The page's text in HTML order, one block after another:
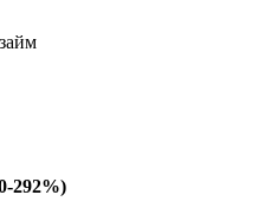
292%)